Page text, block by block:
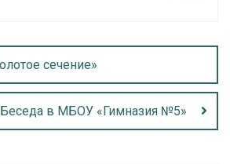
сечение»
Беседа в МБОУ «Гимназия №5»